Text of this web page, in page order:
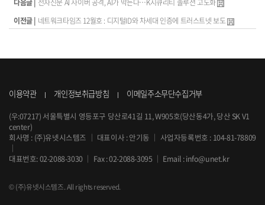
다음글 | 전자신문 AI 사이버 공격, AI가 막는다…K시큐리티 솔루션 고도화
이전글 | 네트워크타임즈 12월호 : 디지털ID와 차세대 인증에 트러스트넷 보도
이용약관 개인정보취급방침
이메일주소무단수집거부
(우:07217) 서울특별시 영등포구 당산로41길 11, W905호(당산동4가, 당산 SK V1
center)
회사명 : (주)유넷시스템즈 ｜ 대표이사 : 안기동 ｜ 사업자등록번호 : 104-81-78809
｜
대표번호:02-2088-3030｜ Fax : 02-2088-3095 ｜ Email :info@unet.kr
© (주)유넷시스템즈. All rights reserved.